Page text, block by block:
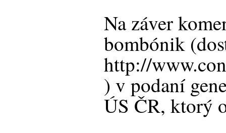
Na záver
bombónik
http://
) v podaní
ÚS ČR, ktorý